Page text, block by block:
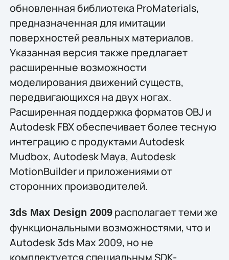
обновленная библиотека ProMaterials,
предназначенная для имитации
поверхностей реальных материалов.
Указанная версия также предлагает
расширенные возможности
моделирования движений существ,
передвигающихся на двух ногах.
Расширенная поддержка форматов OBJ и
Autodesk FBX обеспечивает более тесную
интеграцию с продуктами Autodesk
Mudbox, Autodesk Maya, Autodesk
MotionBuilder и приложениями от
сторонних производителей.
3ds Max Design 2009располагает теми же
функциональными возможностями, что и
Autodesk 3ds Max 2009, но не